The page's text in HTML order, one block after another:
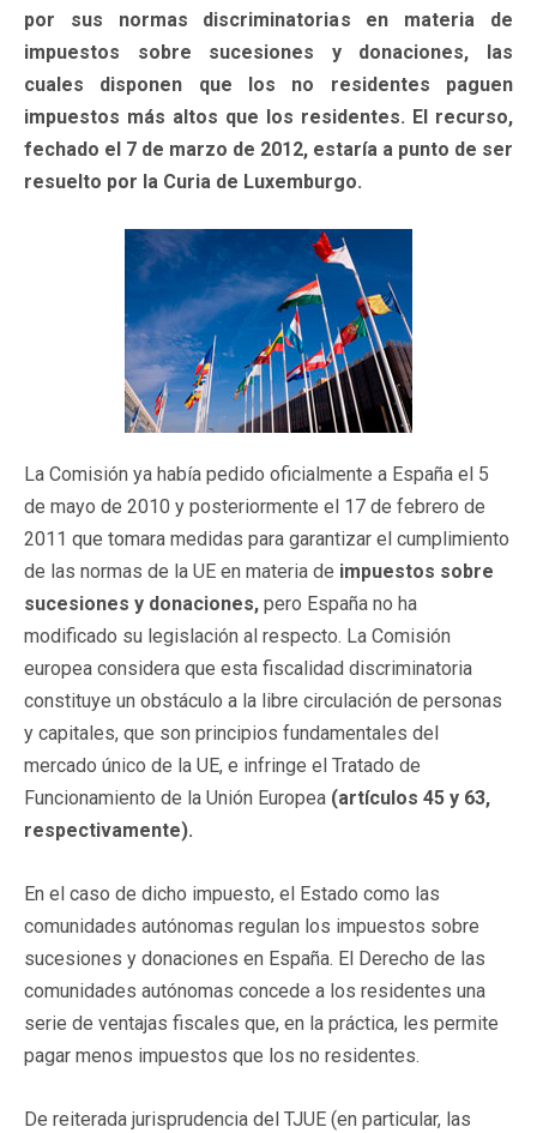
por sus normas discriminatorias en materia de
impuestos sobre sucesiones y donaciones, las
cuales disponen que los no residentes paguen
impuestos más altos que los residentes. El recurso,
fechado el 7 de marzo de 2012, estaría a punto de ser
resuelto por la Curia de Luxemburgo.
La Comisión ya había pedido oficialmente a España el 5
de mayo de 2010 y posteriormente el 17 de febrero de
2011 que tomara medidas para garantizar el cumplimiento
de las normas de la UE en materia de impuestos sobre
sucesiones y donaciones, pero España no ha
modificado su legislación al respecto. La Comisión
europea considera que esta fiscalidad discriminatoria
constituye un obstáculo a la libre circulación de personas
y capitales, que son principios fundamentales del
mercado único de la UE, e infringe el Tratado de
Funcionamiento de la Unión Europea (artículos 45 y 63,
respectivamente).
En el caso de dicho impuesto, el Estado como las
comunidades autónomas regulan los impuestos sobre
sucesiones y donaciones en España. El Derecho de las
comunidades autónomas concede a los residentes una
serie de ventajas fiscales que, en la práctica, les permite
pagar menos impuestos que los no residentes.
De reiterada jurisprudencia del TJUE (en particular, las